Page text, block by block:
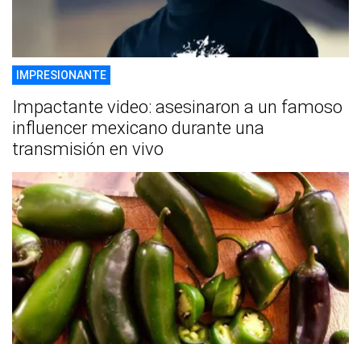
IMPRESIONANTE
Impactante video: asesinaron a un famoso
influencer mexicano durante una
transmisión en vivo